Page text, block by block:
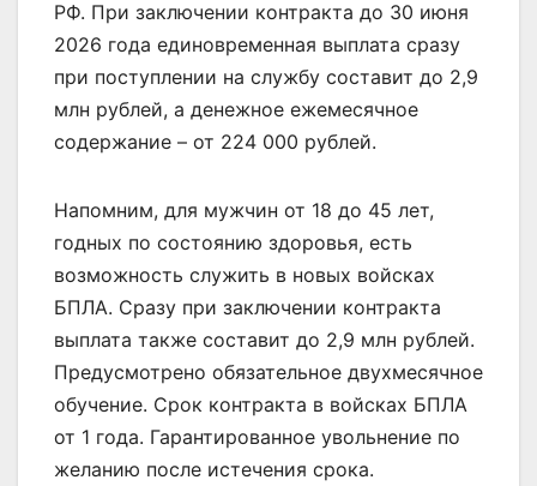
РФ. При заключении контракта до 30 июня
2026 года единовременная выплата сразу
при поступлении на службу составит до 2,9
млн рублей, а денежное ежемесячное
содержание – от 224 000 рублей.
Напомним, для мужчин от 18 до 45 лет,
годных по состоянию здоровья, есть
возможность служить в новых войсках
БПЛА. Сразу при заключении контракта
выплата также составит до 2,9 млн рублей.
Предусмотрено обязательное двухмесячное
обучение. Срок контракта в войсках БПЛА
от 1 года. Гарантированное увольнение по
желанию после истечения срока.